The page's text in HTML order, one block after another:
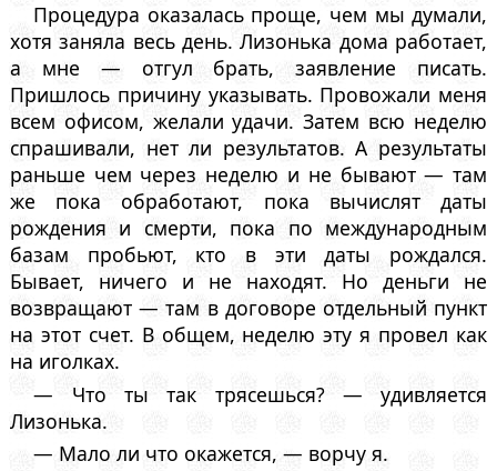
Процедура оказалась проще, чем мы думали,
хотя заняла весь день. Лизонька дома работает,
а мне — отгул брать, заявление писать.
Пришлось причину указывать. Провожали меня
всем офисом, желали удачи. Затем всю неделю
спрашивали, нет ли результатов. А результаты
раньше чем через неделю и не бывают — там
же пока обработают, пока вычислят даты
рождения и смерти, пока по международным
базам пробьют, кто в эти даты рождался.
Бывает, ничего и не находят. Но деньги не
возвращают — там в договоре отдельный пункт
на этот счет. В общем, неделю эту я провел как
на иголках.
— Что ты так трясешься? — удивляется
Лизонька.
— Мало ли что окажется, — ворчу я.